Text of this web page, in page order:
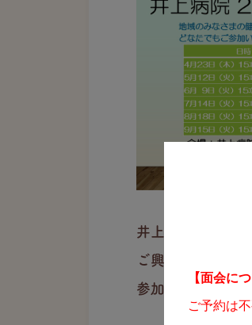
井上病院では地
ご興味のある方
参加料無料、事前
【面会につ
ご予約は